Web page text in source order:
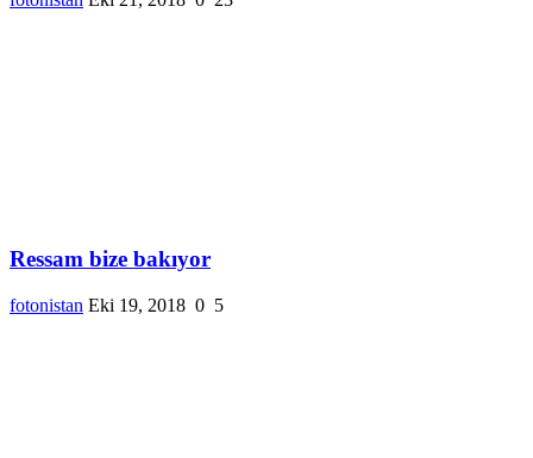
Ressam bize bakıyor
fotonistan Eki 19, 2018 0 5